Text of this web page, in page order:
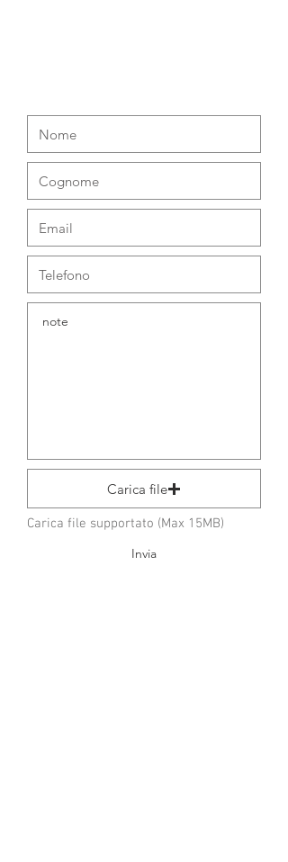
Carica file
Carica file supportato (Max 15MB)
Invia